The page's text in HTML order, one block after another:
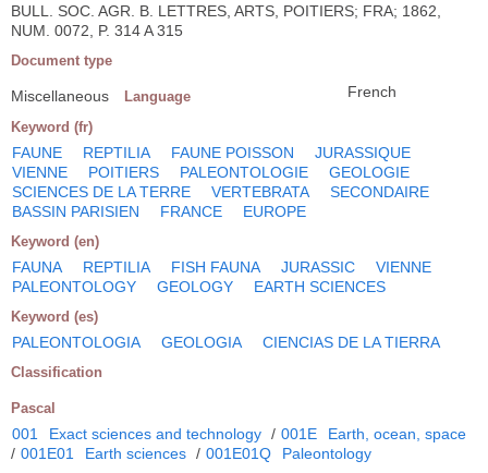
BULL. SOC. AGR. B. LETTRES, ARTS, POITIERS; FRA; 1862,
NUM. 0072, P. 314 A 315
Document type
Miscellaneous Language French
Keyword (fr)
FAUNE REPTILIA FAUNE POISSON
JURASSIQUE
VIENNE
POITIERS PALEONTOLOGIE
GEOLOGIE
SCIENCES DE LA TERRE
VERTEBRATA
SECONDAIRE
BASSIN PARISIEN
FRANCE EUROPE
Keyword (en)
FAUNA REPTILIA FISH FAUNA JURASSIC
VIENNE
PALEONTOLOGY
GEOLOGY EARTH SCIENCES
Keyword (es)
PALEONTOLOGIA GEOLOGIA CIENCIAS DE LA TIERRA
Classification
Pascal
001 Exact sciences and technology / 001E
Earth, ocean, space
/ 001E01 Earth sciences / 001E01Q Paleontology